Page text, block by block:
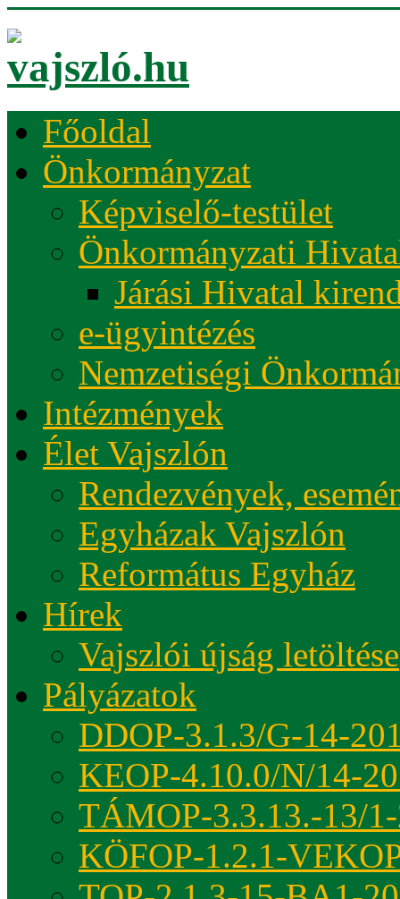
Főoldal
Önkormányzat
Képviselő-testület
Önkormányzati
Járási Hivatal
e-ügyintézés
Nemzetiségi
Intézmények
Élet Vajszlón
Rendezvények,
Egyházak Vajszlón
Református Egyház
Hírek
Vajszlói újság letöltése
Pályázatok
DDOP-3.1.3/G-14-
KEOP-4.10.0/N/14-
TÁMOP-3.3.13.-13/
KÖFOP-1.2.1-